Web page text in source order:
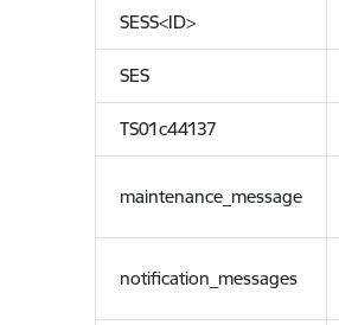
SESS<ID>
SES
TS01c44137
maintenance_message
notification_messages